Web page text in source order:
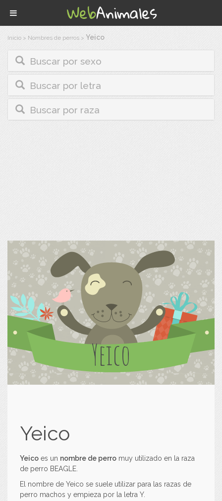
Inicio > Nombres de perros > Yeico
Buscar por sexo
Buscar por letra
Buscar por raza
Yeico
Yeico
Yeico es un nombre de perro muy utilizado en la raza
de perro BEAGLE.
El nombre de Yeico se suele utilizar para las razas de
perro machos y empieza por la letra Y.